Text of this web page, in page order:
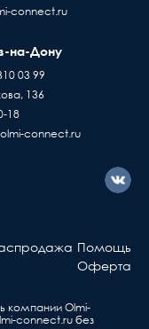
connect.ru
на-Дону
03 99
136
18
connect.ru
Помощь
Оферта
компании Olmi-
connect.ru без